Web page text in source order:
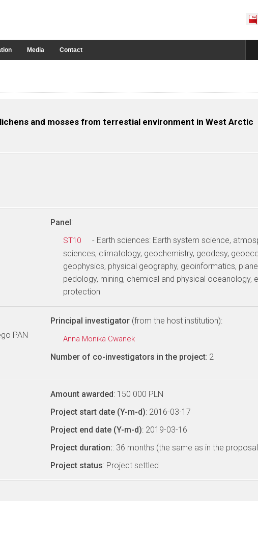
Media Contact
and mosses from terrestial environment in West Arctic
Panel:
ST10
- Earth sciences: Earth system science,
sciences, climatology, geochemistry, geodesy,
geophysics, physical geography, geoinformatics,
pedology, mining, chemical and physical oceanology,
protection
PAN
Principal investigator (from the host institution):
Anna Monika Cwanek
Number of co-investigators in the project: 2
Amount awarded: 150 000 PLN
Project start date (Y-m-d): 2016-03-17
Project end date (Y-m-d): 2019-03-16
Project duration:: 36 months (the same as in the
Project status: Project settled